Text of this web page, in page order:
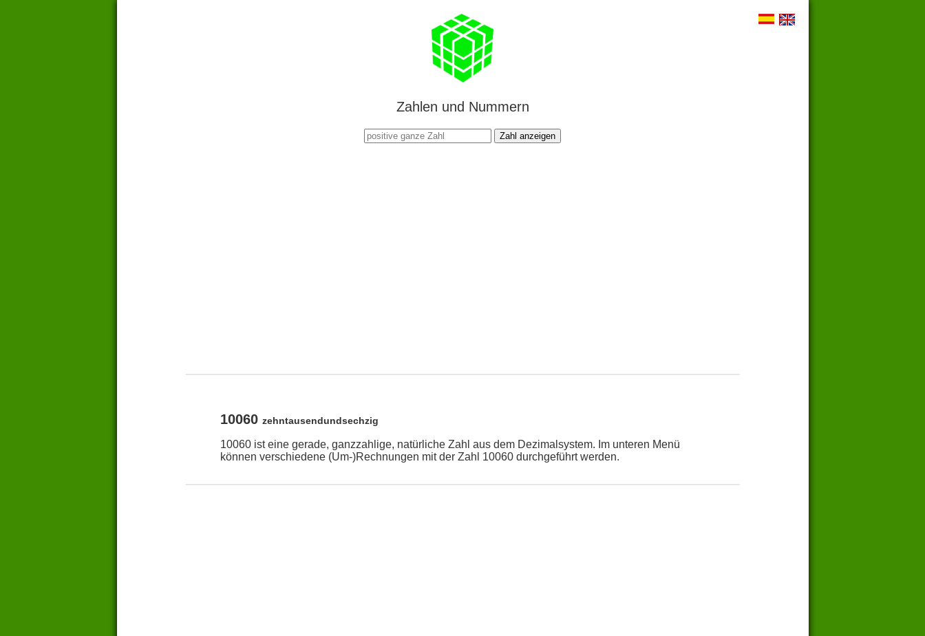
Zahlen und Nummern
Zahl anzeigen
10060 zehntausendundsechzig
10060 ist eine gerade, ganzzahlige, natürliche Zahl aus dem Dezimalsystem. Im unteren Menü
können verschiedene (Um-)Rechnungen mit der Zahl 10060 durchgeführt werden.